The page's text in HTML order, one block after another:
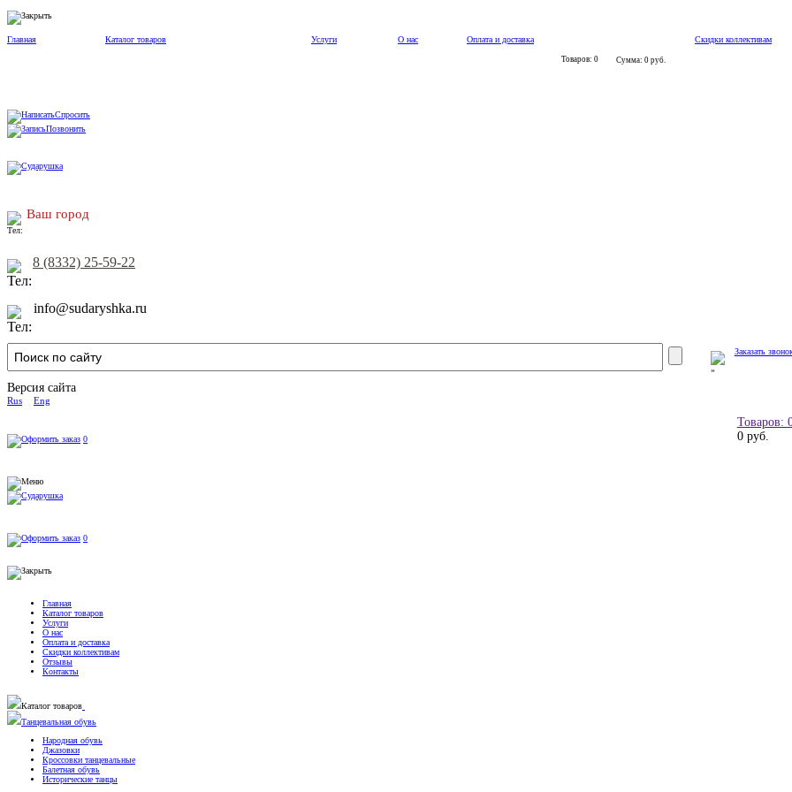
Главная Каталог товаров Услуги О нас Оплата и доставка Скидки коллективам
Товаров: 0 Сумма: 0 руб.
Спросить
Позвонить
Ваш город
8 (8332) 25-59-22
info@sudaryshka.ru
Заказать
Версия сайта
Rus Eng
Товаров:
0 руб.
0
0
Главная
Каталог товаров
Услуги
О нас
Оплата и доставка
Скидки коллективам
Отзывы
Контакты
Каталог товаров
Танцевальная обувь
Народная обувь
Джазовки
Кроссовки танцевальные
Балетная обувь
Исторические танцы